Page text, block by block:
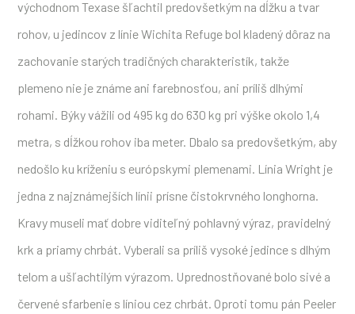
východnom Texase šľachtil predovšetkým na dĺžku a tvar
rohov, u jedincov z línie Wichita Refuge bol kladený dôraz na
zachovanie starých tradičných charakteristík, takže
plemeno nie je známe ani farebnosťou, ani príliš dlhými
rohami. Býky vážili od 495 kg do 630 kg pri výške okolo 1,4
metra, s dĺžkou rohov iba meter. Dbalo sa predovšetkým, aby
nedošlo ku kríženiu s európskymi plemenami. Línia Wright je
jedna z najznámejších línii prísne čistokrvného longhorna.
Kravy museli mať dobre viditeľný pohlavný výraz, pravidelný
krk a priamy chrbát. Vyberali sa príliš vysoké jedince s dlhým
telom a ušľachtilým výrazom. Uprednostňované bolo sivé a
červené sfarbenie s líniou cez chrbát. Oproti tomu pán Peeler